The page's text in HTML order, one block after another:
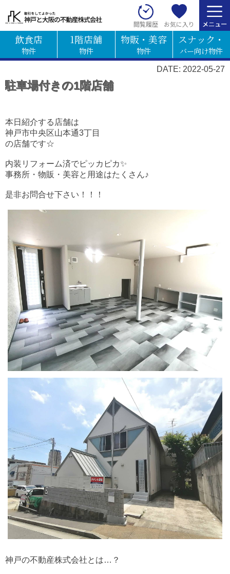
閲覧履歴 お気に入り
飲食店
物件
1階店舗
物件
物販・美容
物件
スナック・
バー向け物件
DATE: 2022-05-27
駐車場付きの1階店舗
本日紹介する店舗は
神戸市中央区山本通3丁目
の店舗です☆
内装リフォーム済でピッカピカ✨
事務所・物販・美容と用途はたくさん♪
是非お問合せ下さい！！！
神戸の不動産株式会社とは…？